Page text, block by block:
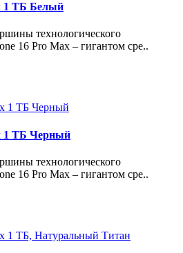
1 ТБ Белый
технологического
16 Pro Max – гигантом сре..
1 ТБ Черный
технологического
16 Pro Max – гигантом сре..